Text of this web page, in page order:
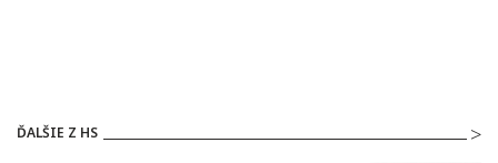
ĎALŠIE Z HS